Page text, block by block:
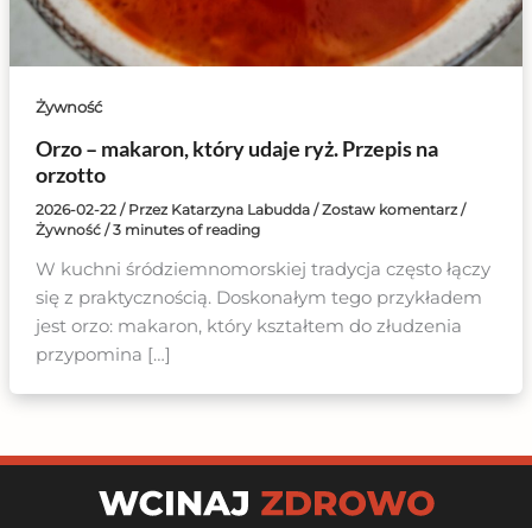
Żywność
Orzo – makaron, który udaje ryż. Przepis na
orzotto
2026-02-22 / Przez Katarzyna Labudda /Zostaw komentarz /
Żywność/3 minutes of reading
W kuchni śródziemnomorskiej tradycja często łączy
się z praktycznością. Doskonałym tego przykładem
jest orzo: makaron, który kształtem do złudzenia
przypomina […]